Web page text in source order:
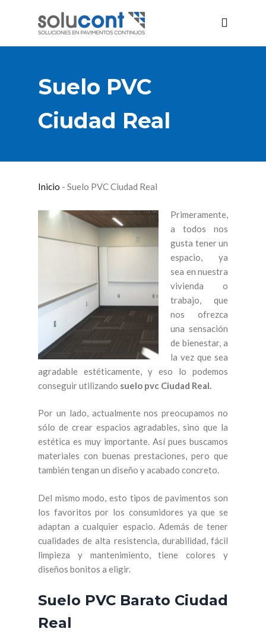
Suelo PVC
Ciudad Real
Inicio - Suelo PVC Ciudad Real
Primeramente,
a todos nos
gusta tener un
espacio, ya
sea en nuestra
vivienda o
trabajo, que
nos ofrezca
una sensación
de bienestar, a
la vez que sea
agradable estéticamente, y eso lo podemos
conseguir utilizando suelo pvc Ciudad Real.
Por un lado, actualmente nos preocupamos no
sólo de crear espacios agradables, sino que la
estética es muy importante. Así pues buscamos
materiales con buenas prestaciones, pero que
también tengan un diseño y acabado concreto.
Del mismo modo, esto tipos de pavimentos son
los favoritos por los consumidores ya que se
adaptan a cualquier espacio. Además de tener
cualidades de alta resistencia, durabilidad, fácil
limpieza y mantenimiento, tiene colores y
diseños bonitos a eligir.
Suelo PVC Barato Ciudad
Real